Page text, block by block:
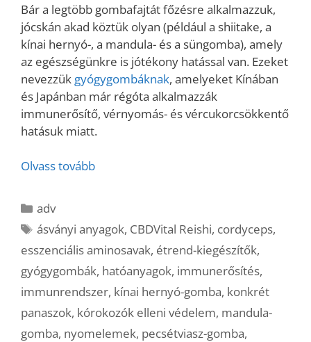
Bár a legtöbb gombafajtát főzésre alkalmazzuk,
jócskán akad köztük olyan (például a shiitake, a
kínai hernyó-, a mandula- és a süngomba), amely
az egészségünkre is jótékony hatással van. Ezeket
nevezzük gyógygombáknak, amelyeket Kínában
és Japánban már régóta alkalmazzák
immunerősítő, vérnyomás- és vércukorcsökkentő
hatásuk miatt.
Olvass tovább
Kategória
adv
Címkék
ásványi anyagok, CBDVital Reishi, cordyceps,
esszenciális aminosavak, étrend-kiegészítők,
gyógygombák, hatóanyagok, immunerősítés,
immunrendszer, kínai hernyó-gomba, konkrét
panaszok, kórokozók elleni védelem, mandula-
gomba, nyomelemek, pecsétviasz-gomba,